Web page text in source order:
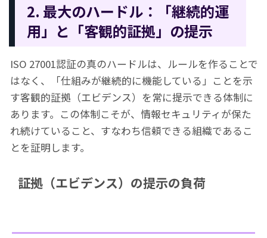
2. 最大のハードル：「継続的運
用」と「客観的証拠」の提示
ISO 27001認証の真のハードルは、ルールを作ることで
はなく、「仕組みが継続的に機能している」ことを示
す客観的証拠（エビデンス）を常に提示できる体制に
あります。この体制こそが、情報セキュリティが保た
れ続けていること、すなわち信頼できる組織であるこ
とを証明します。
証拠（エビデンス）の提示の負荷